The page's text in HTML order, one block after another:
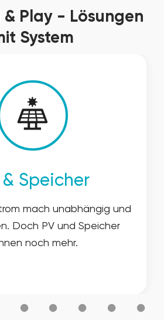
& Play - Lösungen
System
& Speicher
mach unabhängig und
Doch PV und Speicher
noch mehr.